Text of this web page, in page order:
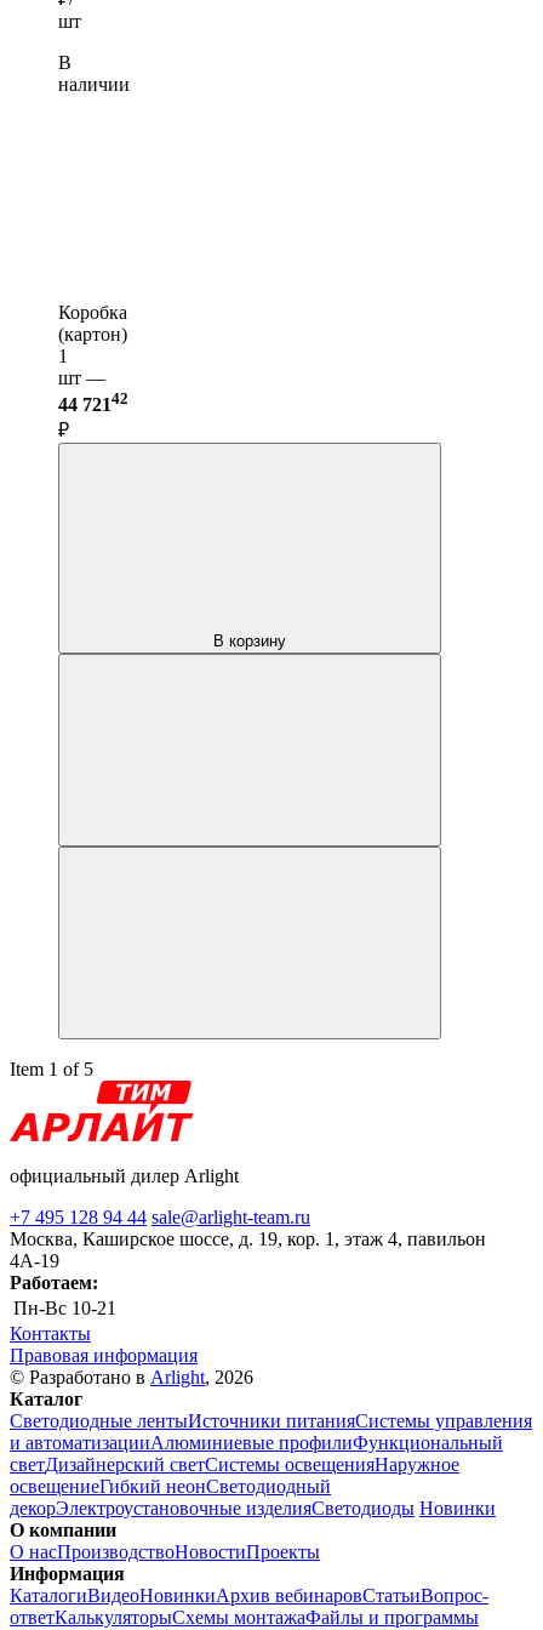
шт
В
наличии
Коробка
(картон)
1
шт —
44 72142
₽
В корзину
Item 1 of 5
официальный дилер Arlight
+7 495 128 94 44 sale@arlight-team.ru
Москва, Каширское шоссе, д. 19, кор. 1, этаж 4, павильон
4А-19
Работаем:
Пн-Вс 10-21
Контакты
Правовая информация
© Разработано в Arlight, 2026
Каталог
Светодиодные лентыИсточники питанияСистемы управления
и автоматизацииАлюминиевые профилиФункциональный
светДизайнерский светСистемы освещенияНаружное
освещениеГибкий неонСветодиодный
декорЭлектроустановочные изделияСветодиоды Новинки
О компании
О насПроизводствоНовостиПроекты
Информация
КаталогиВидеоНовинкиАрхив вебинаровСтатьиВопрос-
ответКалькуляторыСхемы монтажаФайлы и программы